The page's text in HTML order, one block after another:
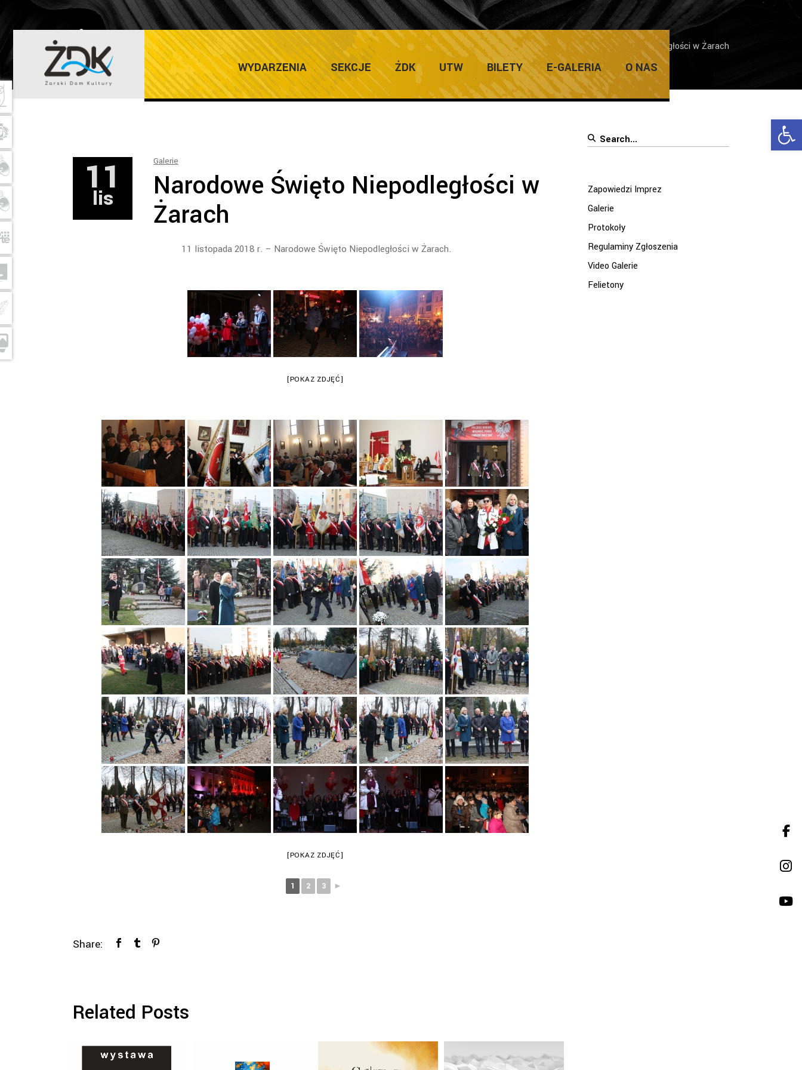
WYDARZENIA SEKCJE ŻDK UTW BILETY E-GALERIA O NAS
ŻARSKI DOM KULTURY Home/Galerie /Narodowe Święto Niepodległości w Żarach
11
lis
Galerie
Narodowe Święto Niepodległości w
Żarach
11 listopada 2018 r. – Narodowe Święto Niepodległości w Żarach.
[POKAZ ZDJĘĆ]
[POKAZ ZDJĘĆ]
1 2 3 ►
Share:
Related Posts
Search
Zapowiedzi Imprez
Galerie
Protokoły
Regulaminy Zgłoszenia
Video Galerie
Felietony